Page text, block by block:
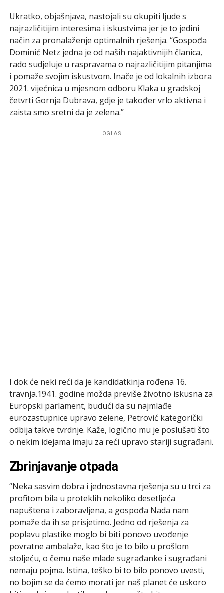
Ukratko, objašnjava, nastojali su okupiti ljude s
najrazličitijim interesima i iskustvima jer je to jedini
način za pronalaženje optimalnih rješenja. “Gospođa
Dominić Netz jedna je od naših najaktivnijih članica,
rado sudjeluje u raspravama o najrazličitijim pitanjima
i pomaže svojim iskustvom. Inače je od lokalnih izbora
2021. vijećnica u mjesnom odboru Klaka u gradskoj
četvrti Gornja Dubrava, gdje je također vrlo aktivna i
zaista smo sretni da je zelena.”
OGLAS
I dok će neki reći da je kandidatkinja rođena 16.
travnja.1941. godine možda previše životno iskusna za
Europski parlament, budući da su najmlađe
eurozastupnice upravo zelene, Petrović kategorički
odbija takve tvrdnje. Kaže, logično mu je poslušati što
o nekim idejama imaju za reći upravo stariji sugrađani.
Zbrinjavanje otpada
“Neka sasvim dobra i jednostavna rješenja su u trci za
profitom bila u proteklih nekoliko desetljeća
napuštena i zaboravljena, a gospođa Nada nam
pomaže da ih se prisjetimo. Jedno od rješenja za
poplavu plastike moglo bi biti ponovo uvođenje
povratne ambalaže, kao što je to bilo u prošlom
stoljeću, o čemu naše mlade sugrađanke i sugrađani
nemaju pojma. Istina, teško bi to bilo ponovo uvesti,
no bojim se da ćemo morati jer naš planet će uskoro